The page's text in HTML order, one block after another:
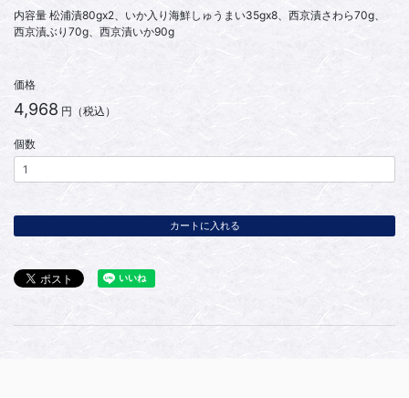
内容量 松浦漬80gx2、いか入り海鮮しゅうまい35gx8、西京漬さわら70g、
西京漬ぶり70g、西京漬いか90g
価格
4,968 円（税込）
個数